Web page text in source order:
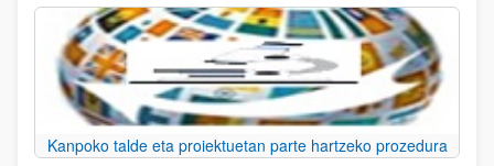
Kanpoko talde eta proiektuetan parte hartzeko prozedura